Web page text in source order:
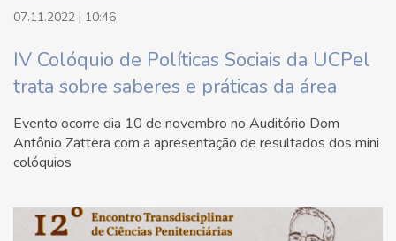
07.11.2022 | 10:46
IV Colóquio de Políticas Sociais da UCPel
trata sobre saberes e práticas da área
Evento ocorre dia 10 de novembro no Auditório Dom
Antônio Zattera com a apresentação de resultados dos mini
colóquios